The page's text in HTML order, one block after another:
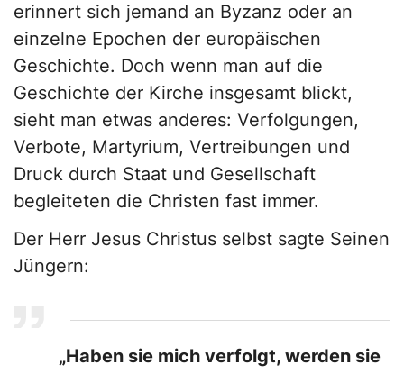
erinnert sich jemand an Byzanz oder an
einzelne Epochen der europäischen
Geschichte. Doch wenn man auf die
Geschichte der Kirche insgesamt blickt,
sieht man etwas anderes: Verfolgungen,
Verbote, Martyrium, Vertreibungen und
Druck durch Staat und Gesellschaft
begleiteten die Christen fast immer.
Der Herr Jesus Christus selbst sagte Seinen
Jüngern:
„Haben sie mich verfolgt, werden sie